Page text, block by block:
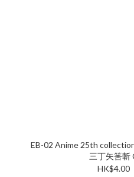
EB-02 Anime 25th
三丁矢筈斬
HK$4.00